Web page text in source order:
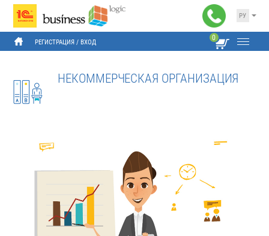
РУ
РЕГИСТРАЦИЯ / ВХОД
0
НЕКОММЕРЧЕСКАЯ ОРГАНИЗАЦИЯ